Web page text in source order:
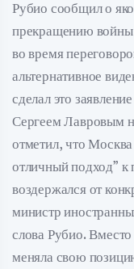
Рубио сообщил о
прекращению войны
во время
альтернативное
сделал это
Сергеем Лавровым
отметил, что
отличный подход”
воздержался от
министр
слова Рубио. Вместо
меняла свою